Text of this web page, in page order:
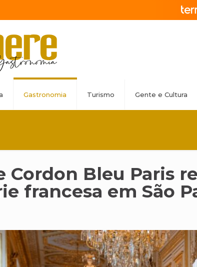
Gastronomia Turismo Gente e Cultura
Cordon Bleu Paris
francesa em São